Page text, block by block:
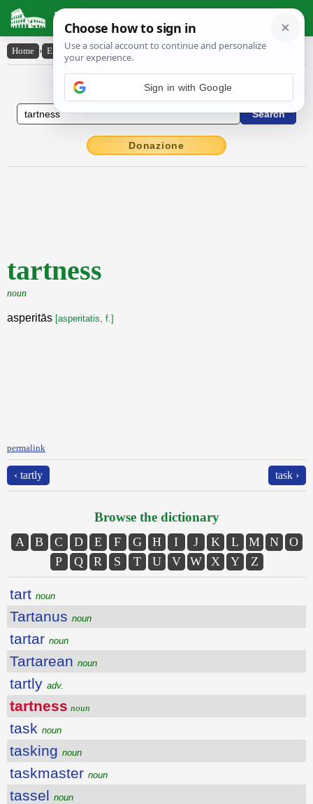
Latin Dictionary
Home › English-Latin › tartness
English to Latin Dictionary
Donazione
tartness
noun
asperitās [asperitatis, f.]
permalink
‹ tartly task ›
Browse the dictionary
A B C D E F G H I J K L M N
O
P
Q R S T U V W X Y Z
tart noun
Tartanus noun
tartar noun
Tartarean noun
tartly adv.
tartness noun
task noun
tasking noun
taskmaster noun
tassel noun
Sign in with Google